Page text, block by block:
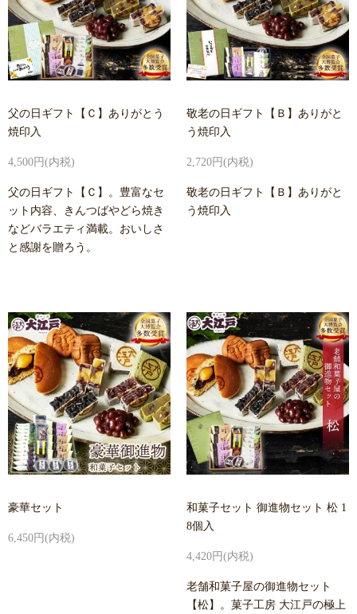
父の日ギフト【Ｃ】ありがとう
焼印入
4,500円(内税)
父の日ギフト【Ｃ】。豊富なセ
ット内容、きんつばやどら焼き
などバラエティ満載。おいしさ
と感謝を贈ろう。
敬老の日ギフト【Ｂ】ありがと
う焼印入
2,720円(内税)
敬老の日ギフト【Ｂ】ありがと
う焼印入
豪華セット
6,450円(内税)
和菓子セット 御進物セット 松 1
8個入
4,420円(内税)
老舗和菓子屋の御進物セット
【松】。菓子工房 大江戸の極上